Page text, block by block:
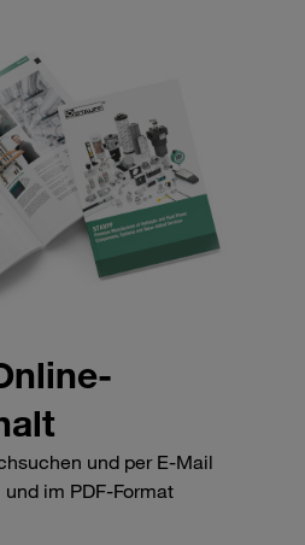
und per E-Mail
im PDF-Format